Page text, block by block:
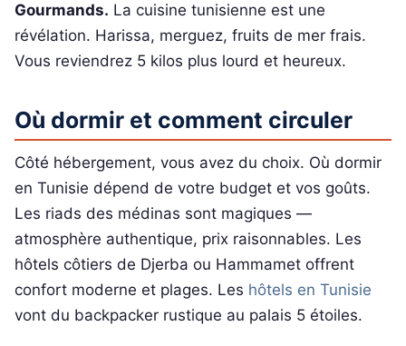
Gourmands. La cuisine tunisienne est une
révélation. Harissa, merguez, fruits de mer frais.
Vous reviendrez 5 kilos plus lourd et heureux.
Où dormir et comment circuler
Côté hébergement, vous avez du choix. Où dormir
en Tunisie dépend de votre budget et vos goûts.
Les riads des médinas sont magiques —
atmosphère authentique, prix raisonnables. Les
hôtels côtiers de Djerba ou Hammamet offrent
confort moderne et plages. Les hôtels en Tunisie
vont du backpacker rustique au palais 5 étoiles.